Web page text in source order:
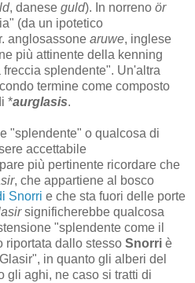
, danese guld). In norreno ör
(da un ipotetico
anglosassone aruwe, inglese
più attinente della kenning
splendente". Un'altra
termine come composto
*aurglasis.
"splendente" o qualcosa di
accettabile
più pertinente ricordare che
, che appartiene al bosco
Snorri e che sta fuori delle porte
significherebbe qualcosa
"splendente come il
riportata dallo stesso Snorri è
in quanto gli alberi del
gli aghi, ne caso si tratti di